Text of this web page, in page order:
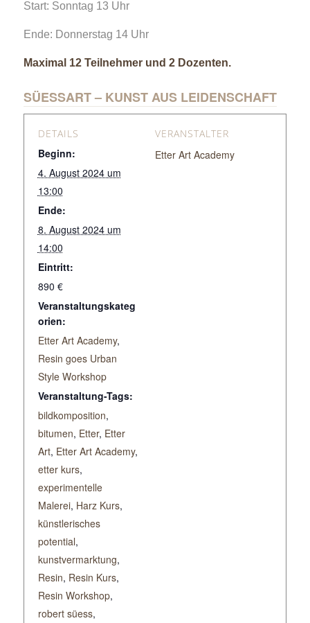
Start: Sonntag 13 Uhr
Ende: Donnerstag 14 Uhr
Maximal 12 Teilnehmer und 2 Dozenten.
SÜESSART – KUNST AUS LEIDENSCHAFT
DETAILS
Beginn:
4. August 2024 um
13:00
Ende:
8. August 2024 um
14:00
Eintritt:
890 €
Veranstaltungskateg
orien:
Etter Art Academy,
Resin goes Urban
Style Workshop
Veranstaltung-Tags:
bildkomposition,
bitumen, Etter, Etter
Art, Etter Art Academy,
etter kurs,
experimentelle
Malerei, Harz Kurs,
künstlerisches
potential,
kunstvermarktung,
Resin, Resin Kurs,
Resin Workshop,
robert süess,
VERANSTALTER
Etter Art Academy